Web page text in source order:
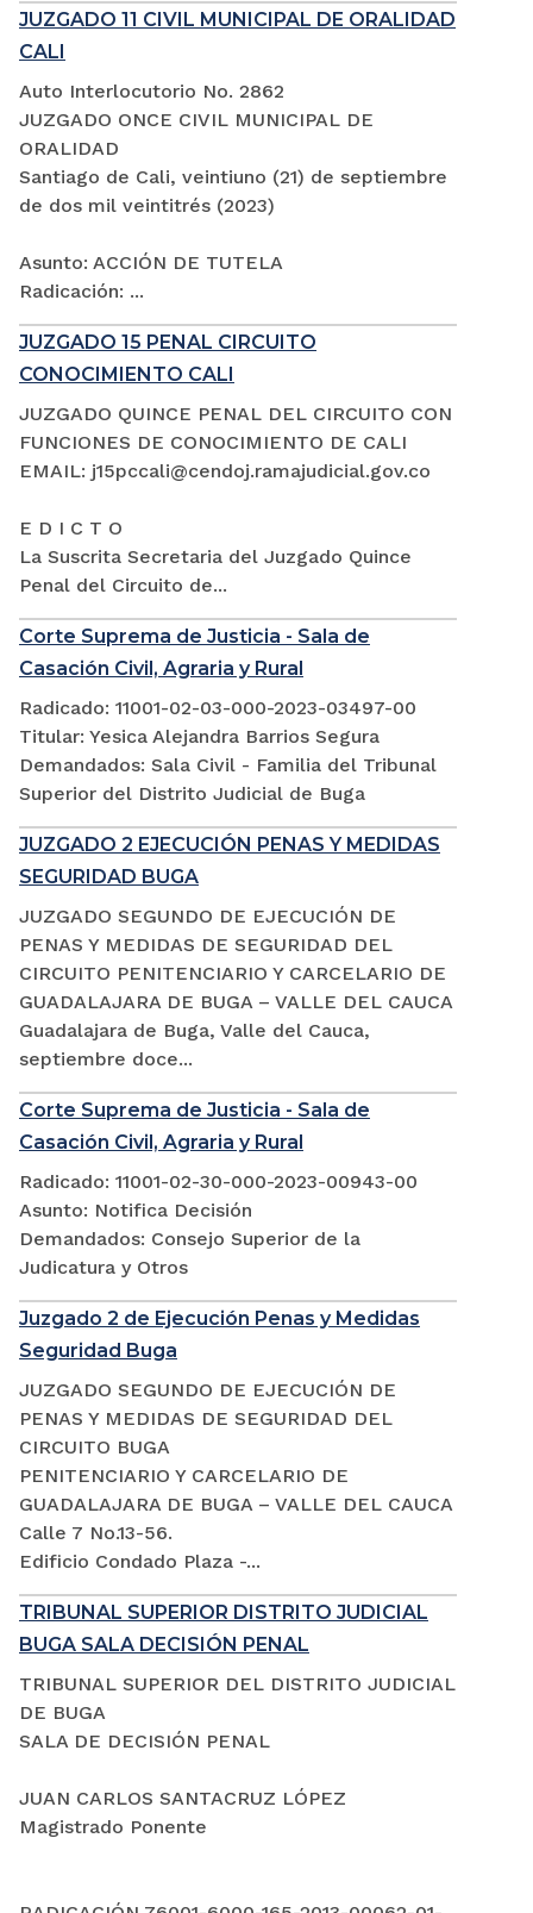
JUZGADO 11 CIVIL MUNICIPAL DE ORALIDAD
CALI
Auto Interlocutorio No. 2862
JUZGADO ONCE CIVIL MUNICIPAL DE
ORALIDAD
Santiago de Cali, veintiuno (21) de septiembre
de dos mil veintitrés (2023)
Asunto: ACCIÓN DE TUTELA
Radicación: ...
JUZGADO 15 PENAL CIRCUITO
CONOCIMIENTO CALI
JUZGADO QUINCE PENAL DEL CIRCUITO CON
FUNCIONES DE CONOCIMIENTO DE CALI
EMAIL: j15pccali@cendoj.ramajudicial.gov.co
E D I C T O
La Suscrita Secretaria del Juzgado Quince
Penal del Circuito de...
Corte Suprema de Justicia - Sala de
Casación Civil, Agraria y Rural
Radicado: 11001-02-03-000-2023-03497-00
Titular: Yesica Alejandra Barrios Segura
Demandados: Sala Civil - Familia del Tribunal
Superior del Distrito Judicial de Buga
JUZGADO 2 EJECUCIÓN PENAS Y MEDIDAS
SEGURIDAD BUGA
JUZGADO SEGUNDO DE EJECUCIÓN DE
PENAS Y MEDIDAS DE SEGURIDAD DEL
CIRCUITO PENITENCIARIO Y CARCELARIO DE
GUADALAJARA DE BUGA – VALLE DEL CAUCA
Guadalajara de Buga, Valle del Cauca,
septiembre doce...
Corte Suprema de Justicia - Sala de
Casación Civil, Agraria y Rural
Radicado: 11001-02-30-000-2023-00943-00
Asunto: Notifica Decisión
Demandados: Consejo Superior de la
Judicatura y Otros
Juzgado 2 de Ejecución Penas y Medidas
Seguridad Buga
JUZGADO SEGUNDO DE EJECUCIÓN DE
PENAS Y MEDIDAS DE SEGURIDAD DEL
CIRCUITO BUGA
PENITENCIARIO Y CARCELARIO DE
GUADALAJARA DE BUGA – VALLE DEL CAUCA
Calle 7 No.13-56.
Edificio Condado Plaza -...
TRIBUNAL SUPERIOR DISTRITO JUDICIAL
BUGA SALA DECISIÓN PENAL
TRIBUNAL SUPERIOR DEL DISTRITO JUDICIAL
DE BUGA
SALA DE DECISIÓN PENAL
JUAN CARLOS SANTACRUZ LÓPEZ
Magistrado Ponente